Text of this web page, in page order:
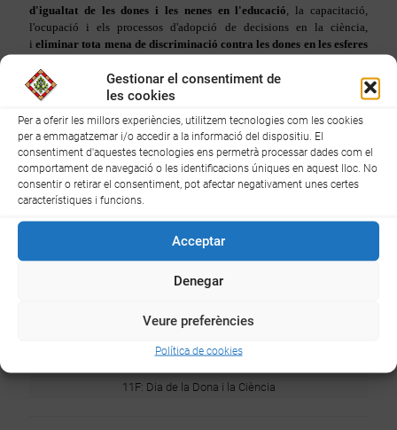
Gestionar el consentiment de
les cookies
Per a oferir les millors experiències, utilitzem tecnologies com les cookies
per a emmagatzemar i/o accedir a la informació del dispositiu. El
consentiment d'aquestes tecnologies ens permetrà processar dades com el
comportament de navegació o les identificacions úniques en aquest lloc. No
consentir o retirar el consentiment, pot afectar negativament unes certes
característiques i funcions.
Acceptar
Denegar
Veure preferències
Política de cookies
d'igualtat de les dones i les nenes en l'educació, la capacitació,
l'ocupació i els processos d'adopció de decisions en la ciència,
ieliminar tota mena de discriminació contra les dones en les esferes
econòmiques, socials i culturals mitjançant polítiques i plans d'estudi
en el camp de la ciència per fomentar una major participació de les
vegada l'11 de febrer de 2016.
11F: Dia de la Dona i la Ciència